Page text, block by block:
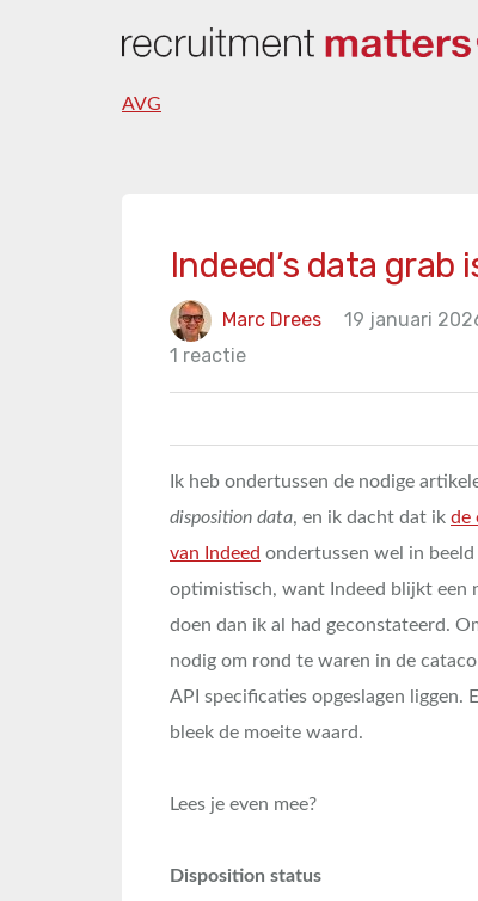
AVG
Indeed’s data
Marc Drees 19 januari
1 reactie
Ik heb ondertussen de nodige
disposition data, en ik dacht dat ik de
van Indeed ondertussen wel in
optimistisch, want Indeed blijkt een
doen dan ik al had geconstateerd.
nodig om rond te waren in de
API specificaties opgeslagen liggen.
bleek de moeite waard.
Lees je even mee?
Disposition status